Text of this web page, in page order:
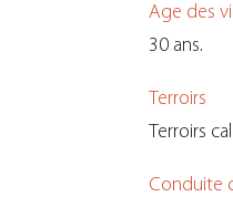
Age des
30 ans.
Terroirs
Terroirs
Conduite